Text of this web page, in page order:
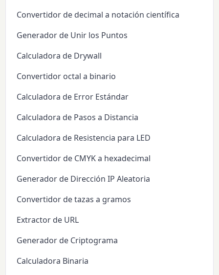
Convertidor de decimal a notación científica
Generador de Unir los Puntos
Calculadora de Drywall
Convertidor octal a binario
Calculadora de Error Estándar
Calculadora de Pasos a Distancia
Calculadora de Resistencia para LED
Convertidor de CMYK a hexadecimal
Generador de Dirección IP Aleatoria
Convertidor de tazas a gramos
Extractor de URL
Generador de Criptograma
Calculadora Binaria